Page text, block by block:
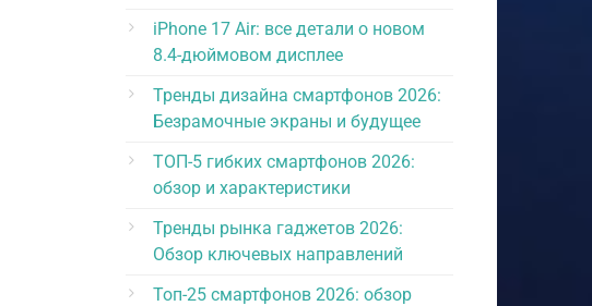
iPhone 17 Air: все детали о новом
8.4-дюймовом дисплее
Тренды дизайна смартфонов 2026:
Безрамочные экраны и будущее
ТОП-5 гибких смартфонов 2026:
обзор и характеристики
Тренды рынка гаджетов 2026:
Обзор ключевых направлений
Топ-25 смартфонов 2026: обзор